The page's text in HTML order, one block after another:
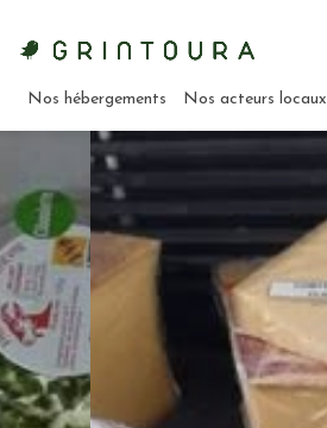
Nos hébergements Nos acteurs locaux